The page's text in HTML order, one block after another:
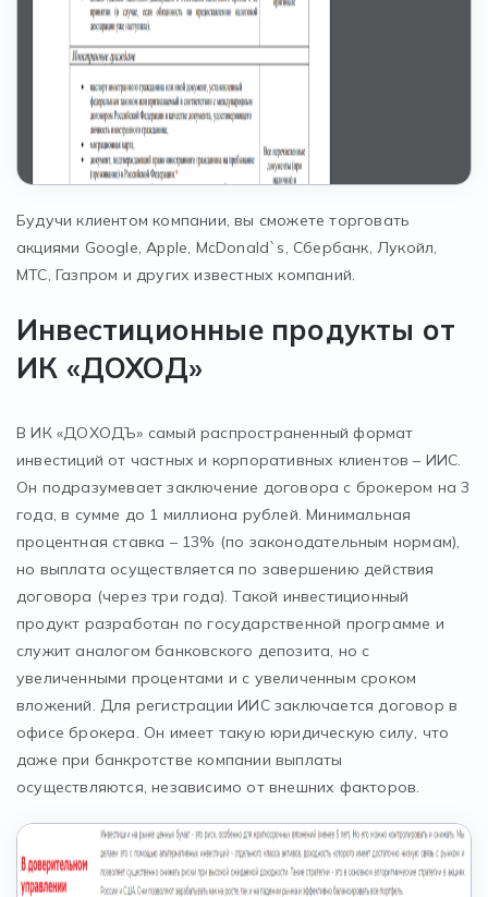
Будучи клиентом компании, вы сможете торговать
акциями Google, Apple, McDonald`s, Сбербанк, Лукойл,
МТС, Газпром и других известных компаний.
Инвестиционные продукты от
ИК «ДОХОД»
В ИК «ДОХОДЪ» самый распространенный формат
инвестиций от частных и корпоративных клиентов – ИИС.
Он подразумевает заключение договора с брокером на 3
года, в сумме до 1 миллиона рублей. Минимальная
процентная ставка – 13% (по законодательным нормам),
но выплата осуществляется по завершению действия
договора (через три года). Такой инвестиционный
продукт разработан по государственной программе и
служит аналогом банковского депозита, но с
увеличенными процентами и с увеличенным сроком
вложений. Для регистрации ИИС заключается договор в
офисе брокера. Он имеет такую юридическую силу, что
даже при банкротстве компании выплаты
осуществляются, независимо от внешних факторов.